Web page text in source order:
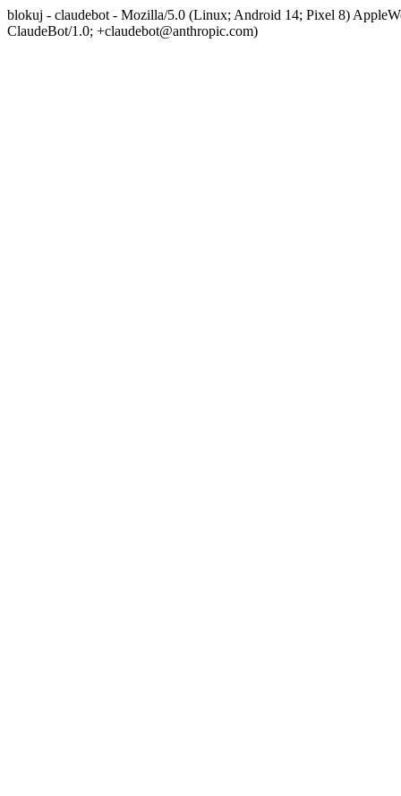
blokuj - claudebot - Mozilla/5.0 (Linux; Android 14; Pixel 8)
ClaudeBot/1.0; +claudebot@anthropic.com)